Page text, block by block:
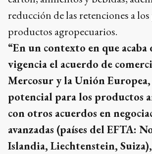
reducción de las retenciones a
productos agropecuarios.
“En un contexto en que
vigencia el acuerdo de
Mercosur y la Unión
potencial para los productos
con otros acuerdos en
avanzadas (países del EFTA:
Islandia, Liechtenstein,